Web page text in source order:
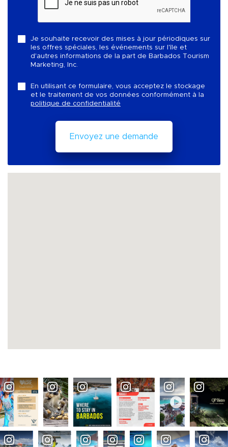
Je souhaite recevoir des mises à jour périodiques sur
les offres spéciales, les événements sur l'île et
d'autres informations de la part de Barbados Tourism
Marketing, Inc.
En utilisant ce formulaire, vous acceptez le stockage
et le traitement de vos données conformément à la
politique de confidentialité